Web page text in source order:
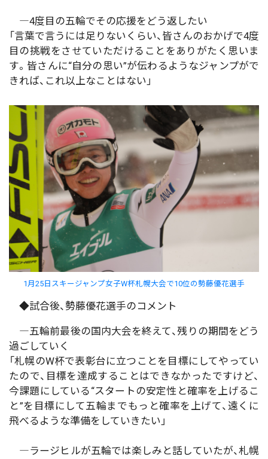
―4度目の五輪でその応援をどう返したい
「言葉で言うには足りないくらい、皆さんのおかげで4度
目の挑戦をさせていただけることをありがたく思いま
す。皆さんに“自分の思い”が伝わるようなジャンプがで
きれば、これ以上なことはない」
1月25日スキージャンプ女子W杯札幌大会で10位の勢藤優花選手
◆試合後、勢藤優花選手のコメント
―五輪前最後の国内大会を終えて、残りの期間をどう
過ごしていく
「札幌のW杯で表彰台に立つことを目標にしてやってい
たので、目標を達成することはできなかったですけど、
今課題にしている“スタートの安定性と確率を上げるこ
と”を目標にして五輪までもっと確率を上げて、遠くに
飛べるような準備をしていきたい」
―ラージヒルが五輪では楽しみと話していたが、札幌